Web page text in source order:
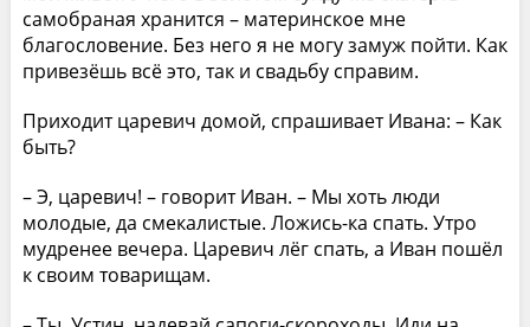
самобраная хранится – материнское мне
благословение. Без него я не могу замуж пойти. Как
привезёшь всё это, так и свадьбу справим.
Приходит царевич домой, спрашивает Ивана: – Как
быть?
– Э, царевич! – говорит Иван. – Мы хоть люди
молодые, да смекалистые. Ложись-ка спать. Утро
мудренее вечера. Царевич лёг спать, а Иван пошёл
к своим товарищам.